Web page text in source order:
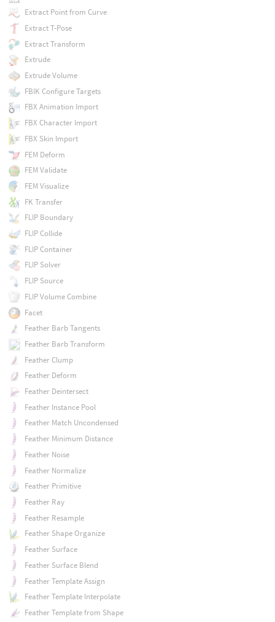
Extract Point from Curve
Extract T-Pose
Extract Transform
Extrude
Extrude Volume
FBIK Configure Targets
FBX Animation Import
FBX Character Import
FBX Skin Import
FEM Deform
FEM Validate
FEM Visualize
FK Transfer
FLIP Boundary
FLIP Collide
FLIP Container
FLIP Solver
FLIP Source
FLIP Volume Combine
Facet
Feather Barb Tangents
Feather Barb Transform
Feather Clump
Feather Deform
Feather Deintersect
Feather Instance Pool
Feather Match Uncondensed
Feather Minimum Distance
Feather Noise
Feather Normalize
Feather Primitive
Feather Ray
Feather Resample
Feather Shape Organize
Feather Surface
Feather Surface Blend
Feather Template Assign
Feather Template Interpolate
Feather Template from Shape